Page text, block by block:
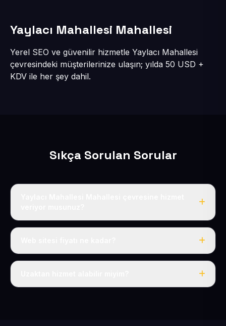
Yaylacı Mahallesi Mahallesi
Yerel SEO ve güvenilir hizmetle Yaylacı Mahallesi
çevresindeki müşterilerinize ulaşın; yılda 50 USD +
KDV ile her şey dahil.
Sıkça Sorulan Sorular
Evet, Yaylacı Mahallesi dahil tüm Sarız ve Sarız
Tek fiyat: yılda 50 USD + KDV, her şey dahil.